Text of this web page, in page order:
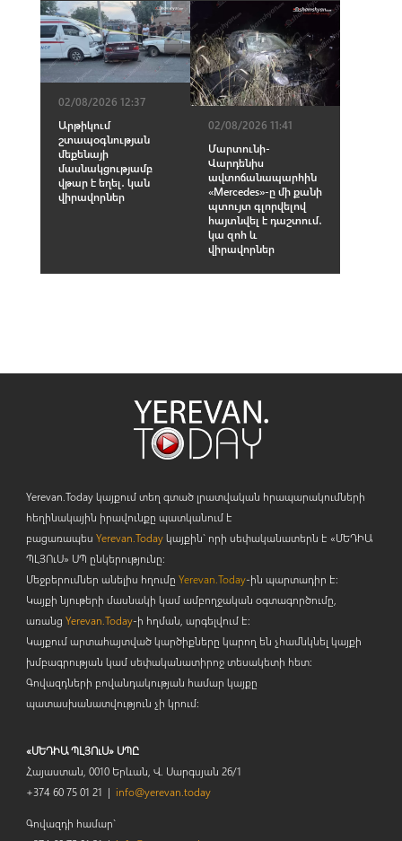
02/08/2026 12:37
Արթիկում
շտապօգնության
մեքենայի
մասնակցությամբ
վթար է եղել․ կան
վիրավորներ
02/08/2026 11:41
Մարտունի-
Վարդենիս
ավտոճանապարհին
«Mercedes»-ը մի քանի
պտույտ գլորվելով
հայտնվել է դաշտում․
կա զnհ և
վիրավnրներ
Yerevan.Today կայքում տեղ գտած լրատվական հրապարակումների
հեղինակային իրավունքը պատկանում է
բացառապես Yerevan.Todayկայքին` որի սեփականատերն է «ՄԵԴԻԱ
ՊԼՅՈւՍ» ՍՊ ընկերությունը։
Մեջբերումներ անելիս հղումը Yerevan.Today-ին պարտադիր է:
Կայքի նյութերի մասնակի կամ ամբողջական օգտագործումը,
առանց Yerevan.Today-ի հղման, արգելվում է:
Կայքում արտահայտված կարծիքները կարող են չհամնկնել կայքի
խմբագրության կամ սեփականատիրոջ տեսակետի հետ:
Գովազդների բովանդակության համար կայքը
պատասխանատվություն չի կրում:
«ՄԵԴԻԱ ՊԼՅՈւՍ» ՍՊԸ
Հայաստան, 0010 Երևան, Վ. Սարգսյան 26/1
+374 60 75 01 21 | info@yerevan.today
Գովազդի համար`